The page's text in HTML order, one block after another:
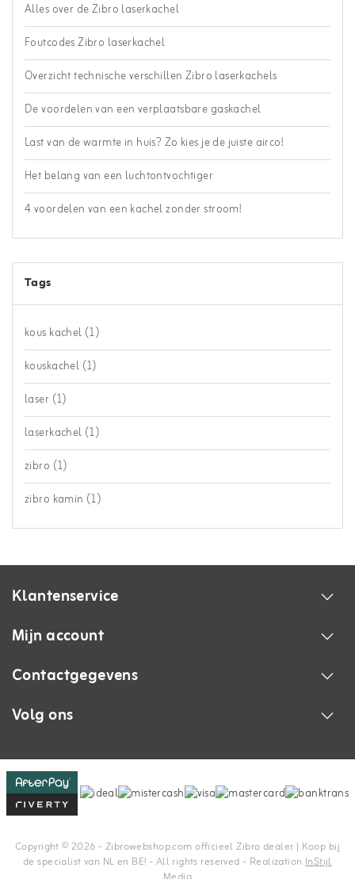
Alles over de Zibro laserkachel
Foutcodes Zibro laserkachel
Overzicht technische verschillen Zibro laserkachels
De voordelen van een verplaatsbare gaskachel
Last van de warmte in huis? Zo kies je de juiste airco!
Het belang van een luchtontvochtiger
4 voordelen van een kachel zonder stroom!
Tags
kous kachel (1)
kouskachel (1)
laser (1)
laserkachel (1)
zibro (1)
zibro kamin (1)
Klantenservice
Mijn account
Contactgegevens
Volg ons
Copyright © 2026 - Zibrowebshop.com officieel Zibro dealer | Koop bij
de specialist van NL en BE! - All rights reserved - Realization InStijl